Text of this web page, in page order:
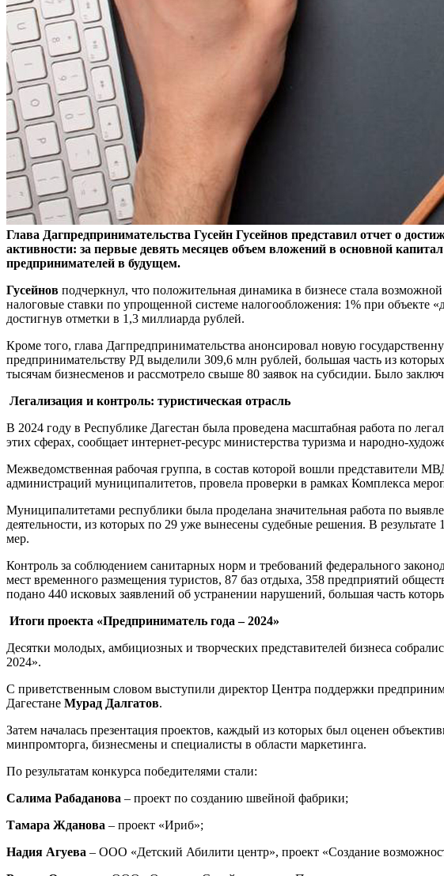
Глава Дагпредпринимательства Гусейн Гусейнов представил отчет о
активности: за первые девять месяцев объем вложений в основной
предпринимателей в будущем.
Гусейнов подчеркнул, что положительная динамика в бизнесе стала
налоговые ставки по упрощенной системе налогообложения: 1% при объекте
достигнув отметки в 1,3 миллиарда рублей.
Кроме того, глава Дагпредпринимательства анонсировал новую
предпринимательству РД выделили 309,6 млн рублей, большая часть из
тысячам бизнесменов и рассмотрело свыше 80 заявок на субсидии. Было
Легализация и контроль: туристическая отрасль
В 2024 году в Республике Дагестан была проведена масштабная работа по
этих сферах, сообщает интернет-ресурс министерства туризма и народно-
Межведомственная рабочая группа, в состав которой вошли представители
администраций муниципалитетов, провела проверки в рамках Комплекса
Муниципалитетами республики была проделана значительная работа по
деятельности, из которых по 29 уже вынесены судебные решения. В
мер.
Контроль за соблюдением санитарных норм и требований федерального
мест временного размещения туристов, 87 баз отдыха, 358 предприятий
подано 440 исковых заявлений об устранении нарушений, большая часть
Итоги проекта «Предприниматель года – 2024»
Десятки молодых, амбициозных и творческих представителей бизнеса
2024».
С приветственным словом выступили директор Центра поддержки
Дагестане Мурад Далгатов.
Затем началась презентация проектов, каждый из которых был оценен
минпромторга, бизнесмены и специалисты в области маркетинга.
По результатам конкурса победителями стали:
Салима Рабаданова – проект по созданию швейной фабрики;
Тамара Жданова – проект «Ириб»;
Надия Агуева – ООО «Детский Абилити центр», проект «Создание